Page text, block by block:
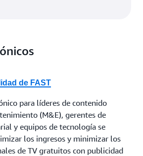
de FAST
para líderes de contenido
(M&E), gerentes de
y equipos de tecnología se
los ingresos y minimizar los
de TV gratuitos con publicidad